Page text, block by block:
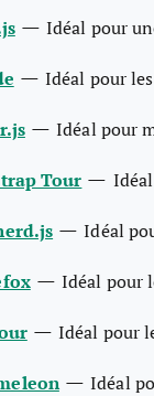
—Idéal pour
— Idéal pour
—Idéal pour
Tour —
—Idéal
—Idéal pour
—Idéal pour
—Idéal